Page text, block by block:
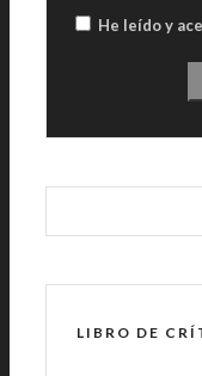
He leído y
LIBRO DE